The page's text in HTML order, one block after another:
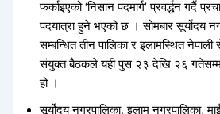
फर्काइएको ‘निसान पदमार्ग’ प्रवर्द्धन गर्दै
पदयात्रा हुने भएको छ । सोमबार सूर्योदय
सम्बन्धित तीन पालिका र इलामस्थित
संयुक्त बैठकले यही पुस २३ देखि २६ गतेसम्म
हो ।
सूर्योदय नगरपालिका, इलाम नगरपालिका,